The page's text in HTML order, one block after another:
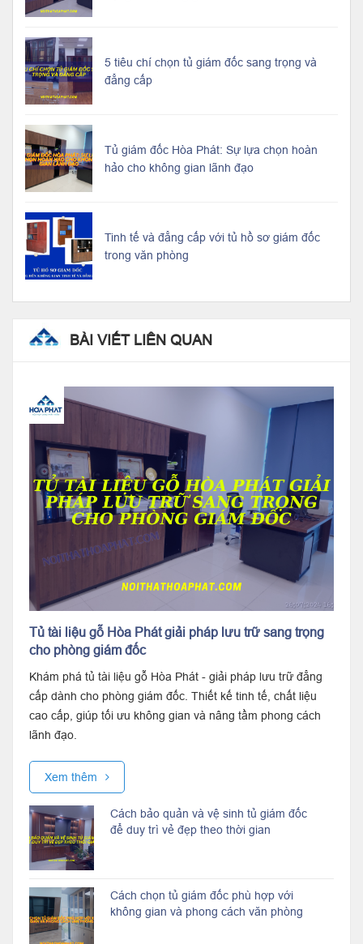
5 tiêu chí chọn tủ giám đốc sang trọng và
đẳng cấp
Tủ giám đốc Hòa Phát: Sự lựa chọn hoàn
hảo cho không gian lãnh đạo
Tinh tế và đẳng cấp với tủ hồ sơ giám đốc
trong văn phòng
BÀI VIẾT LIÊN QUAN
Tủ tài liệu gỗ Hòa Phát giải pháp lưu trữ sang trọng
cho phòng giám đốc
Khám phá tủ tài liệu gỗ Hòa Phát - giải pháp lưu trữ đẳng
cấp dành cho phòng giám đốc. Thiết kế tinh tế, chất liệu
cao cấp, giúp tối ưu không gian và nâng tầm phong cách
lãnh đạo.
Xem thêm
Cách bảo quản và vệ sinh tủ giám đốc
để duy trì vẻ đẹp theo thời gian
Cách chọn tủ giám đốc phù hợp với
không gian và phong cách văn phòng